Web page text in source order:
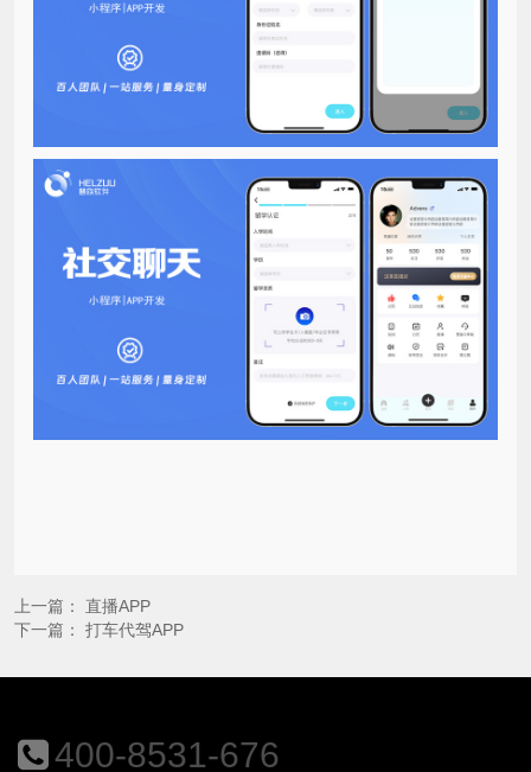
上一篇： 直播APP
下一篇： 打车代驾APP
400-8531-676